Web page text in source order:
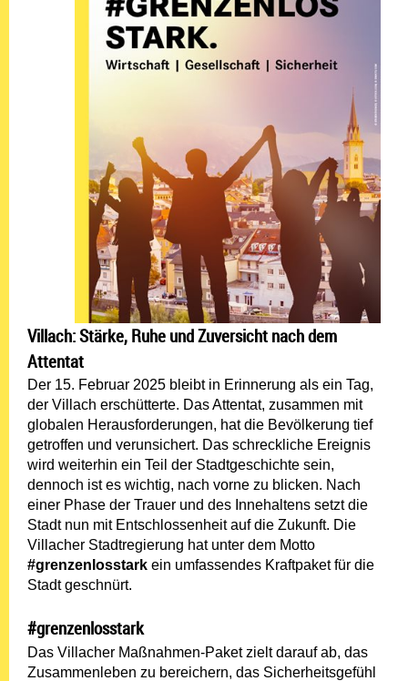
Villach: Stärke, Ruhe und Zuversicht nach dem
Attentat
Der 15. Februar 2025 bleibt in Erinnerung als ein Tag,
der Villach erschütterte. Das Attentat, zusammen mit
globalen Herausforderungen, hat die Bevölkerung tief
getroffen und verunsichert. Das schreckliche Ereignis
wird weiterhin ein Teil der Stadtgeschichte sein,
dennoch ist es wichtig, nach vorne zu blicken. Nach
einer Phase der Trauer und des Innehaltens setzt die
Stadt nun mit Entschlossenheit auf die Zukunft. Die
Villacher Stadtregierung hat unter dem Motto
#grenzenlosstark ein umfassendes Kraftpaket für die
Stadt geschnürt.
#grenzenlosstark
Das Villacher Maßnahmen-Paket zielt darauf ab, das
Zusammenleben zu bereichern, das Sicherheitsgefühl